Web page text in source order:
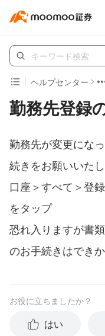
ヘルプセンター
勤務先登録
勤務先が変更にな
続きをお願いいたし
口座＞すべて＞登
をタップ
恐れ入りますが書
のお手続きはできか
お役に立ちましたか？
はい